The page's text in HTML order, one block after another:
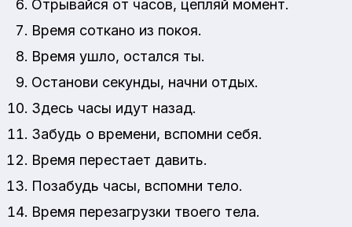
Отрывайся от часов, цепляй момент.
Время соткано из покоя.
Время ушло, остался ты.
Останови секунды, начни отдых.
Здесь часы идут назад.
Забудь о времени, вспомни себя.
Время перестает давить.
Позабудь часы, вспомни тело.
Время перезагрузки твоего тела.